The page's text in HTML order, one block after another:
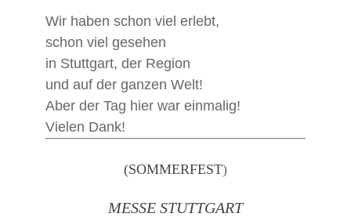
Wir haben schon viel erlebt,
schon viel gesehen
in Stuttgart, der Region
und auf der ganzen Welt!
Aber der Tag hier war einmalig!
Vielen Dank!
(SOMMERFEST)
MESSE STUTTGART